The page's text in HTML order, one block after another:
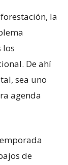
la
los
De ahí
sea uno
agenda
de